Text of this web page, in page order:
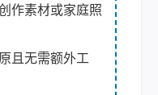
作素材或家庭照
且无需额外工